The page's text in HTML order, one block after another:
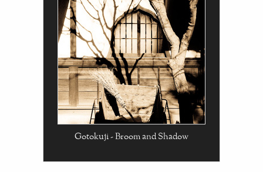
Gotokuji - Broom and Shadow